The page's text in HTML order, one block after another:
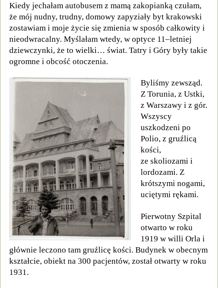
Kiedy jechałam autobusem z mamą zakopianką czułam,
że mój nudny, trudny, domowy zapyziały byt krakowski
zostawiam i moje życie się zmienia w sposób całkowity i
nieodwracalny. Myślałam wtedy, w optyce 11–letniej
dziewczynki, że to wielki… świat. Tatry i Góry były takie
ogromne i obcość otoczenia.
Byliśmy zewsząd.
Z Torunia, z Ustki,
z Warszawy i z gór.
Wszyscy
uszkodzeni po
Polio, z gruźlicą
kości,
ze skoliozami i
lordozami. Z
krótszymi nogami,
uciętymi rękami.
Pierwotny Szpital
otwarto w roku
1919 w willi Orla i
głównie leczono tam gruźlicę kości. Budynek w obecnym
kształcie, obiekt na 300 pacjentów, został otwarty w roku
1931.